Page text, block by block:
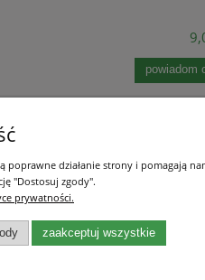
powiadom
Twoje zamówienia
Ustawienia konta
działanie strony i pomagają
"Dostosuj zgody".
prywatności.
zaakceptuj wszystkie